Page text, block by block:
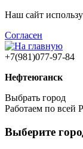
Наш сайт
Согласен
+7(981)077-97-84
Нефтеюганск
Выбрать город
Работаем по всей
Выберите